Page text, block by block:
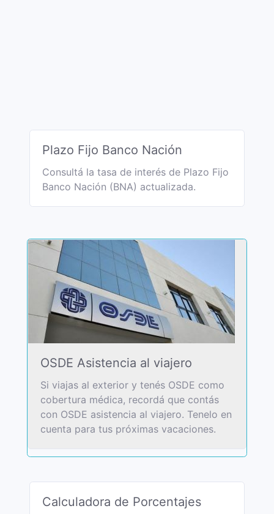
Plazo Fijo Banco Nación
Consultá la tasa de interés de Plazo Fijo
Banco Nación (BNA) actualizada.
OSDE Asistencia al viajero
Si viajas al exterior y tenés OSDE como
cobertura médica, recordá que contás
con OSDE asistencia al viajero. Tenelo en
cuenta para tus próximas vacaciones.
Calculadora de Porcentajes